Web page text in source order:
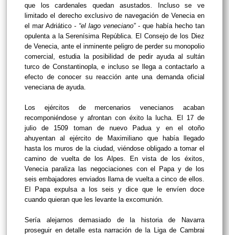
que los cardenales quedan asustados. Incluso se ve
limitado el derecho exclusivo de navegación de Venecia en
el mar Adriático - “el lago veneciano”- que había hecho tan
opulenta a la Serenísima República. El Consejo de los Diez
de Venecia, ante el inminente peligro de perder su monopolio
comercial, estudia la posibilidad de pedir ayuda al sultán
turco de Constantinopla, e incluso se llega a contactarlo a
efecto de conocer su reacción ante una demanda oficial
veneciana de ayuda.
Los ejércitos de mercenarios venecianos acaban
recomponiéndose y afrontan con éxito la lucha. El 17 de
julio de 1509 toman de nuevo Padua y en el otoño
ahuyentan al ejército de Maximiliano que había llegado
hasta los muros de la ciudad, viéndose obligado a tomar el
camino de vuelta de los Alpes. En vista de los éxitos,
Venecia paraliza las negociaciones con el Papa y de los
seis embajadores enviados llama de vuelta a cinco de ellos.
El Papa expulsa a los seis y dice que le envíen doce
cuando quieran que les levante la excomunión.
Sería alejarnos demasiado de la historia de Navarra
proseguir en detalle esta narración de la Liga de Cambrai